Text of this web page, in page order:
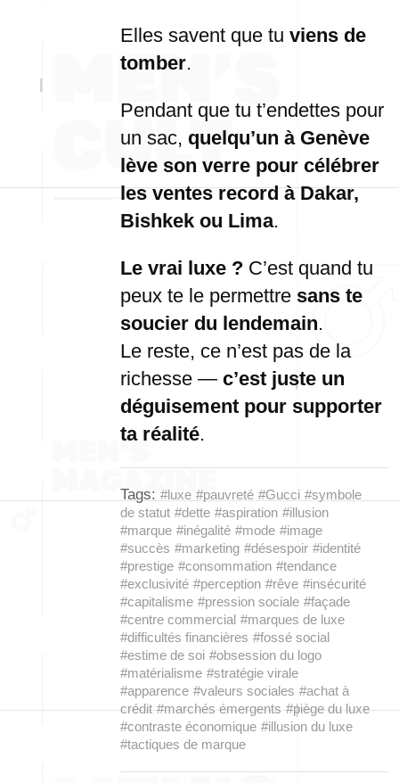
Elles savent que tu viens de
tomber.
Pendant que tu t’endettes pour
un sac, quelqu’un à Genève
lève son verre pour célébrer
les ventes record à Dakar,
Bishkek ou Lima.
Le vrai luxe ? C’est quand tu
peux te le permettre sans te
soucier du lendemain.
Le reste, ce n’est pas de la
richesse — c’est juste un
déguisement pour supporter
ta réalité.
Tags: #luxe #pauvreté #Gucci #symbole
de statut #dette #aspiration #illusion
#marque #inégalité #mode #image
#succès #marketing #désespoir #identité
#prestige #consommation #tendance
#exclusivité #perception #rêve #insécurité
#capitalisme #pression sociale #façade
#centre commercial #marques de luxe
#difficultés financières #fossé social
#estime de soi #obsession du logo
#matérialisme #stratégie virale
#apparence #valeurs sociales #achat à
crédit #marchés émergents #piège du luxe
#contraste économique #illusion du luxe
#tactiques de marque